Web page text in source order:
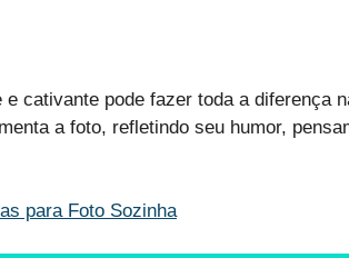
cativante pode fazer toda a diferença
a foto, refletindo seu humor,
para Foto Sozinha